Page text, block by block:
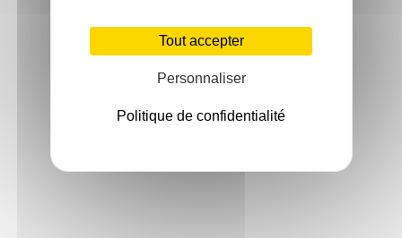
Tout accepter
Personnaliser
Politique de confidentialité